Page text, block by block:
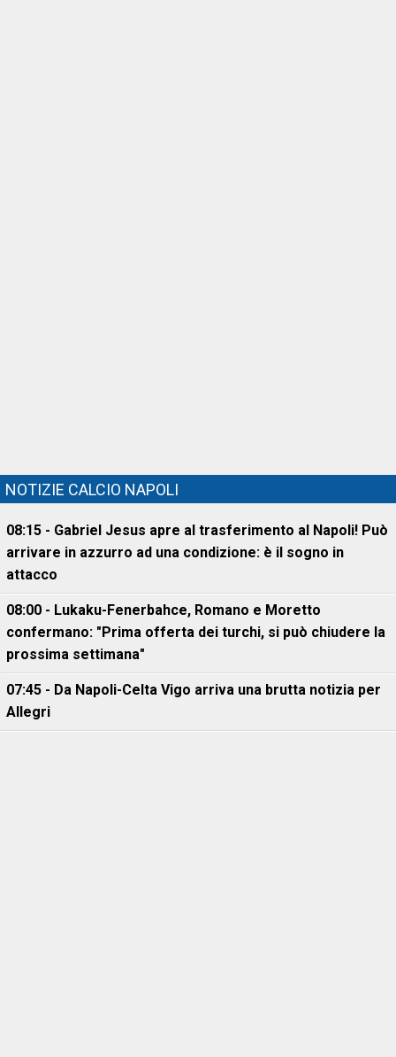
NOTIZIE CALCIO NAPOLI
08:15 - Gabriel Jesus apre al trasferimento al Napoli! Può
arrivare in azzurro ad una condizione: è il sogno in
attacco
08:00 - Lukaku-Fenerbahce, Romano e Moretto
confermano: "Prima offerta dei turchi, si può chiudere la
prossima settimana"
07:45 - Da Napoli-Celta Vigo arriva una brutta notizia per
Allegri